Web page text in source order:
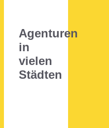
Agenturen
in
vielen
Städten